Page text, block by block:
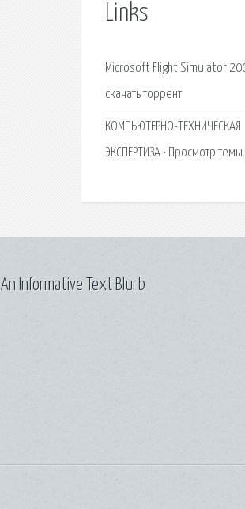
Links
Microsoft Flight Simulator
скачать торрент
КОМПЬЮТЕРНО-ТЕХНИЧЕСКАЯ
ЭКСПЕРТИЗА • Просмотр темы.
An Informative Text Blurb